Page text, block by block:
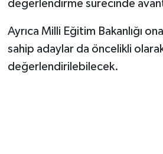
değerlendirme sürecinde
Ayrıca Milli Eğitim Bakanlığı
sahip adaylar da öncelikli
değerlendirilebilecek.